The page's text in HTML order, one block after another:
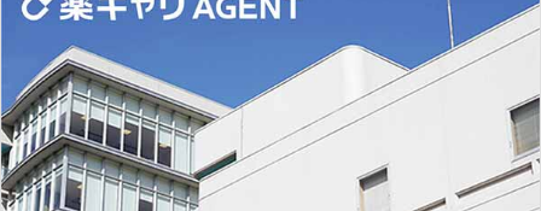
とは、病院薬剤師を中心に大きな武器になりま